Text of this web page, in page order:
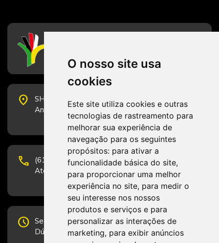
O nosso site usa
cookies
Este site utiliza cookies e outras
tecnologias de rastreamento para
melhorar sua experiência de
navegação para os seguintes
propósitos: para ativar a
funcionalidade básica do site,
para proporcionar uma melhor
experiência no site, para medir o
seu interesse nos nossos
produtos e serviços e para
personalizar as interações de
marketing, para exibir anúncios
place
SHS Quadra 6, Bloco E, Complexo Brasil 21, 20º
Andar, Sala 2001 - CEP 70322-915 - Brasília/DF
phone
(61) 3223-1652 e (61) 98131-3801.
Atendimento por telefone em horário comercial
schedule Segunda-feira a Sexta-feira de 12h às 19h.
Dúvidas e sugestões pelo Fale Conosco.